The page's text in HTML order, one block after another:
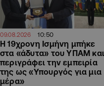
09.08.2026 10:50
Η 19χρονη Ισμήνη μπήκε
στα «άδυτα» του ΥΠΑΜ και
περιγράφει την εμπειρία
της ως «Υπουργός για μια
μέρα»